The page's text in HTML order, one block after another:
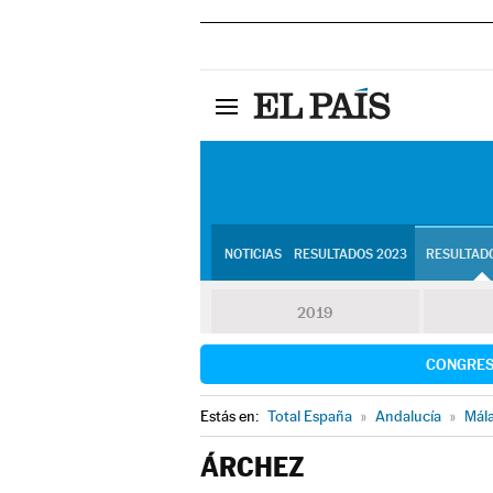
NOTICIAS RESULTADOS 2023
2019
Estás en: Total España » Andalucía »
ÁRCHEZ